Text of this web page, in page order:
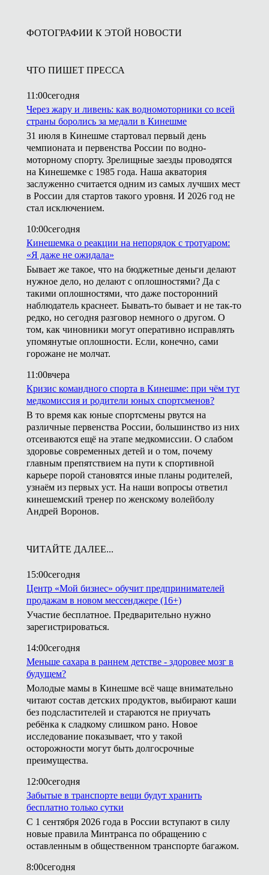
ФОТОГРАФИИ К ЭТОЙ НОВОСТИ
ЧТО ПИШЕТ ПРЕССА
11:00сегодня
Через жару и ливень: как водномоторники со всей
страны боролись за медали в Кинешме
31 июля в Кинешме стартовал первый день
чемпионата и первенства России по водно-
моторному спорту. Зрелищные заезды проводятся
на Кинешемке с 1985 года. Наша акватория
заслуженно считается одним из самых лучших мест
в России для стартов такого уровня. И 2026 год не
стал исключением.
10:00сегодня
Кинешемка о реакции на непорядок с тротуаром:
«Я даже не ожидала»
Бывает же такое, что на бюджетные деньги делают
нужное дело, но делают с оплошностями? Да с
такими оплошностями, что даже посторонний
наблюдатель краснеет. Бывать-то бывает и не так-то
редко, но сегодня разговор немного о другом. О
том, как чиновники могут оперативно исправлять
упомянутые оплошности. Если, конечно, сами
горожане не молчат.
11:00вчера
Кризис командного спорта в Кинешме: при чём тут
медкомиссия и родители юных спортсменов?
В то время как юные спортсмены рвутся на
различные первенства России, большинство из них
отсеиваются ещё на этапе медкомиссии. О слабом
здоровье современных детей и о том, почему
главным препятствием на пути к спортивной
карьере порой становятся иные планы родителей,
узнаём из первых уст. На наши вопросы ответил
кинешемский тренер по женскому волейболу
Андрей Воронов.
ЧИТАЙТЕ ДАЛЕЕ...
15:00сегодня
Центр «Мой бизнес» обучит предпринимателей
продажам в новом мессенджере (16+)
Участие бесплатное. Предварительно нужно
зарегистрироваться.
14:00сегодня
Меньше сахара в раннем детстве - здоровее мозг в
будущем?
Молодые мамы в Кинешме всё чаще внимательно
читают состав детских продуктов, выбирают каши
без подсластителей и стараются не приучать
ребёнка к сладкому слишком рано. Новое
исследование показывает, что у такой
осторожности могут быть долгосрочные
преимущества.
12:00сегодня
Забытые в транспорте вещи будут хранить
бесплатно только сутки
С 1 сентября 2026 года в России вступают в силу
новые правила Минтранса по обращению с
оставленным в общественном транспорте багажом.
8:00сегодня